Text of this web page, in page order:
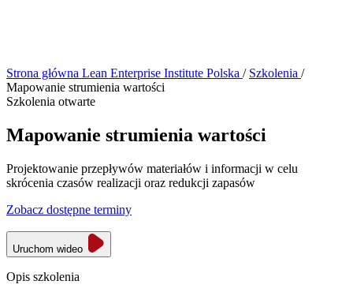
Strona główna Lean Enterprise Institute Polska / Szkolenia /
Mapowanie strumienia wartości
Szkolenia otwarte
Mapowanie strumienia wartości
Projektowanie przepływów materiałów i informacji w celu
skrócenia czasów realizacji oraz redukcji zapasów
Zobacz dostępne terminy
Uruchom wideo
Opis szkolenia